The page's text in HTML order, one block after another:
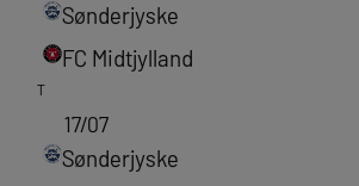
Sønderjyske
FC Midtjylland
T
17/07
Sønderjyske